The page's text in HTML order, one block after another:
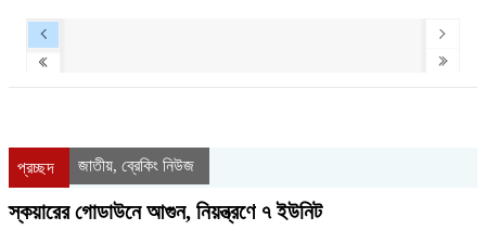
প্রচ্ছদ জাতীয়, ব্রেকিং নিউজ
স্কয়ারের গোডাউনে আগুন, নিয়ন্ত্রণে ৭ ইউনিট